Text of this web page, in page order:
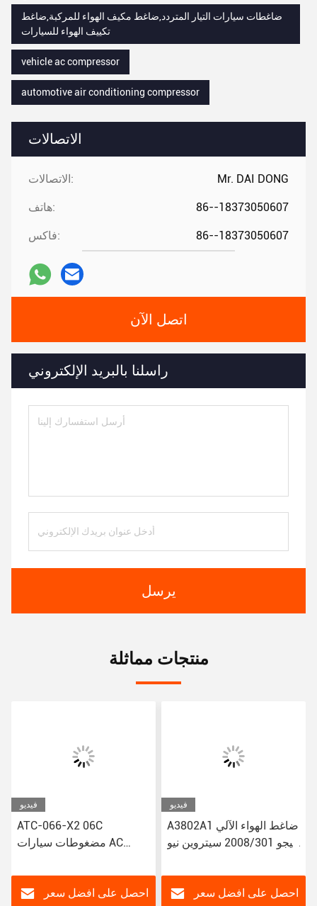
الاتصالات
الاتصالات: Mr. DAI DONG
هاتف: 86--18373050607
فاكس: 86--18373050607
اتصل الآن
راسلنا بالبريد الإلكتروني
يرسل
ضاغطات سيارات التيار المتردد,ضاغط مكيف الهواء للمركبة,ضاغط
تكييف الهواء للسيارات
vehicle ac compressor
automotive air conditioning compressor
منتجات مماثلة
فيديو
ATC-066-X2 06C
مضغوطات سيارات AC
88320-52010 883205201
احصل على افضل سعر
فيديو
A3802A1 ضاغط الهواء الآلي
لبيجو 2008/301 سيتروين نيو
JSR11T601088
احصل على افضل سعر